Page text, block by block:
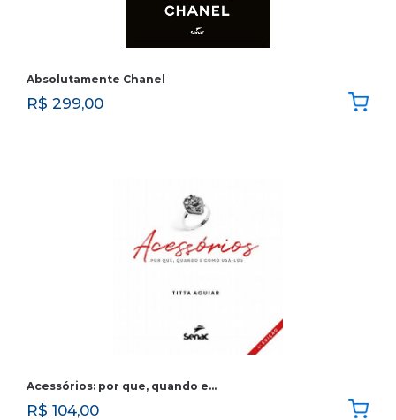
Absolutamente Chanel
R$ 299,00
Acessórios: por que, quando e…
R$ 104,00